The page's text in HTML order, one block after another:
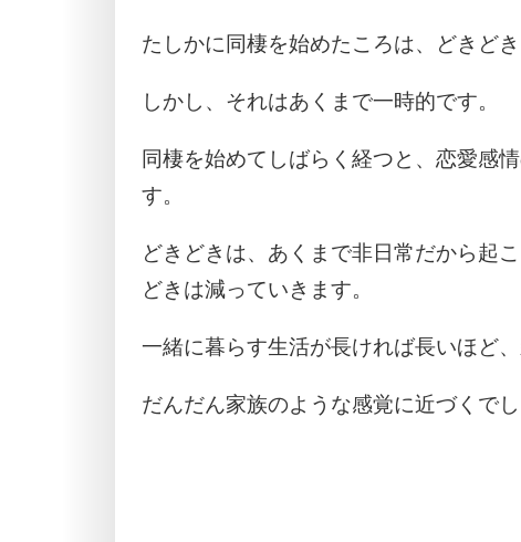
たしかに同棲を始めたころは、どきどき
しかし、それはあくまで一時的です。
同棲を始めてしばらく経つと、恋愛感
す。
どきどきは、あくまで非日常だから起
どきは減っていきます。
一緒に暮らす生活が長ければ長いほど
だんだん家族のような感覚に近づくでし